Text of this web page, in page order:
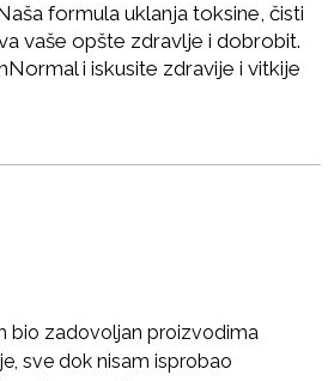
formula uklanja toksine, čisti
vaše opšte zdravlje i dobrobit.
i iskusite zdravije i vitkije
bio zadovoljan proizvodima
sve dok nisam isprobao